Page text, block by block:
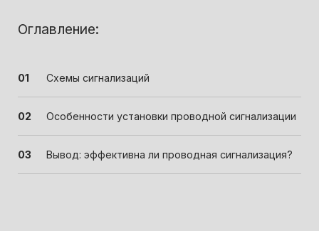
Оглавление:
Схемы сигнализаций
Особенности установки проводной сигнализации
Вывод: эффективна ли проводная сигнализация?